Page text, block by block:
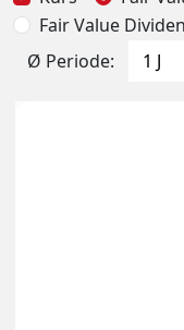
Fair Value
Ø Periode:
1 J